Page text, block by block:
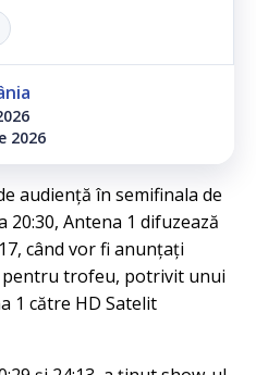
2026
audiență în semifinala de
20:30, Antena 1 difuzează
când vor fi anunțați
pentru trofeu, potrivit unui
1 către HD Satelit